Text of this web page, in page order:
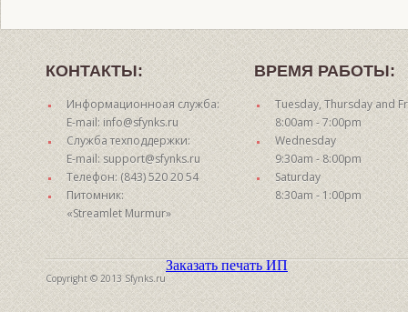
КОНТАКТЫ:
Информационноая служба:
E-mail: info@sfynks.ru
Служба техподдержки:
E-mail: support@sfynks.ru
Телефон: (843) 520 20 54
Питомник:
«Streamlet Murmur»
ВРЕМЯ РАБОТЫ:
Tuesday, Thursday and
8:00am - 7:00pm
Wednesday
9:30am - 8:00pm
Saturday
8:30am - 1:00pm
Copyright © 2013 Sfynks.ru
Заказать печать ИП